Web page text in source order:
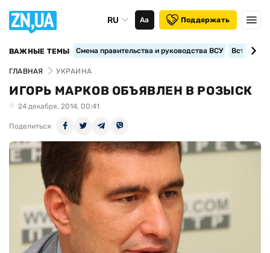
RU Аа Поддержать
ВАЖНЫЕ ТЕМЫ Смена правительства и руководства ВСУ
ГЛАВНАЯ УКРАИНА
ИГОРЬ МАРКОВ ОБЪЯВЛЕН В РОЗЫСК
24 декабря, 2014, 00:41
Поделиться